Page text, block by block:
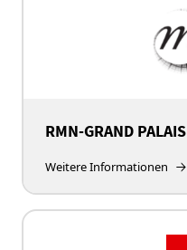
RMN-GRAND PALAIS
Weitere Informationen